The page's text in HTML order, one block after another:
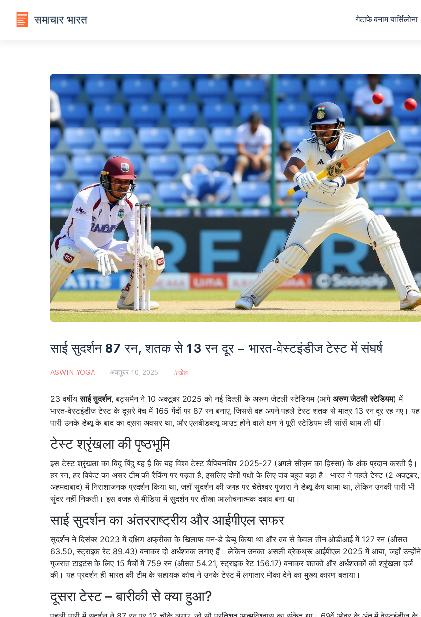
गेटाफे बनाम बार्सिलोना
साई सुदर्शन 87 रन, शतक से 13 रन दूर – भारत‑वेस्टइंडीज टेस्ट में संघर्ष
ASWIN YOGA अक्तूबर 10, 2025 खेल
23 वर्षीयसाई सुदर्शन,बट्समैनने 10 अक्टूबर 2025 को नई दिल्ली के अरुण जेटली स्टेडियम (आगे अरुण जेटली स्टेडियम) में
भारत‑वेस्टइंडीज टेस्ट के दूसरे मैच में 165 गेंदों पर 87 रन बनाए, जिससे वह अपने पहले टेस्ट शतक से मात्र 13 रन दूर रह गए। यह
पारी उनके डेब्यू के बाद का दूसरा अवसर था, और एलबीडब्ल्यू आउट होने वाले क्षण ने पूरी स्टेडियम की सांसें थाम ली थीं।
टेस्ट श्रृंखला की पृष्ठभूमि
इस टेस्ट श्रृंखला का बिंदु बिंदु यह है कि यह विश्व टेस्ट चैंपियनशिप 2025‑27 (अगले सीज़न का हिस्सा) के अंक प्रदान करती है।
हर रन, हर विकेट का असर टीम की रैंकिंग पर पड़ता है, इसलिए दोनों पक्षों के लिए दांव बहुत बड़ा है। भारत ने पहले टेस्ट (2 अक्टूबर,
अहमदाबाद) में निराशाजनक प्रदर्शन किया था, जहाँ सुदर्शन की जगह परचेतेश्वर पुजारा ने डेब्यू कैप थामा था, लेकिन उनकी पारी भी
सुंदर नहीं निकली। इस वजह से मीडिया में सुदर्शन पर तीखा आलोचनात्मक दबाव बना था।
साई सुदर्शन का अंतरराष्ट्रीय और आईपीएल सफर
सुदर्शन ने दिसंबर 2023 में दक्षिण अफ्रीका के खिलाफ वन‑डे डेब्यू किया था और तब से केवल तीन ओडीआई में 127 रन (औसत
63.50, स्ट्राइक रेट 89.43) बनाकर दो अर्धशतक लगाए हैं। लेकिन उनका असली ब्रेकथ्रू आईपीएल 2025 में आया, जहाँ उन्होंने
गुजरात टाइटंस के लिए 15 मैचों में 759 रन (औसत 54.21, स्ट्राइक रेट 156.17) बनाकर शतकों और अर्धशतकों की श्रृंखला दर्ज
की। यह प्रदर्शन ही भारत की टीम के सहायक कोच ने उनके टेस्ट में लगातार मौका देने का मुख्य कारण बताया।
दूसरा टेस्ट – बारीकी से क्या हुआ?